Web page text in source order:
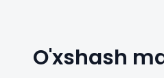
O'xshash